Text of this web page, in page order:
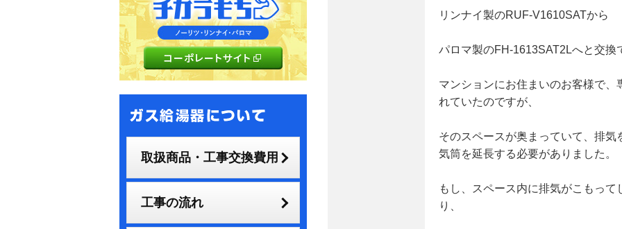
リンナイ製のRUF-V1610SATから
パロマ製のFH-1613SAT2Lへと交換
マンションにお住まいのお客様で
れていたのですが、
そのスペースが奥まっていて、排
気筒を延長する必要がありました。
もし、スペース内に排気がこもっ
り、
取扱商品・工事交換費用
工事の流れ